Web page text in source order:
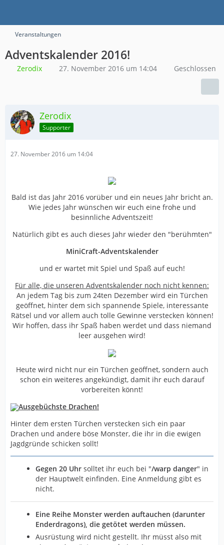
Veranstaltungen
Adventskalender 2016!
Zerodix 27. November 2016 um 14:04 Geschlossen
Zerodix
Supporter
27. November 2016 um 14:04
Bald ist das Jahr 2016 vorüber und ein neues Jahr bricht an.
Wie jedes Jahr wünschen wir euch eine frohe und
besinnliche Adventszeit!
Natürlich gibt es auch dieses Jahr wieder den "berühmten"
MiniCraft-Adventskalender
und er wartet mit Spiel und Spaß auf euch!
Für alle, die unseren Adventskalender noch nicht kennen:
An jedem Tag bis zum 24ten Dezember wird ein Türchen
geöffnet, hinter dem sich spannende Spiele, interessante
Rätsel und vor allem auch tolle Gewinne verstecken können!
Wir hoffen, dass ihr Spaß haben werdet und dass niemand
leer ausgehen wird!
Heute wird nicht nur ein Türchen geöffnet, sondern auch
schon ein weiteres angekündigt, damit ihr euch darauf
vorbereiten könnt!
Ausgebüchste Drachen!
Hinter dem ersten Türchen verstecken sich ein paar
Drachen und andere böse Monster, die ihr in die ewigen
Jagdgründe schicken sollt!
Gegen 20 Uhr solltet ihr euch bei "/warp danger" in
der Hauptwelt einfinden. Eine Anmeldung gibt es
nicht.
Eine Reihe Monster werden auftauchen (darunter
Enderdragons), die getötet werden müssen.
Ausrüstung wird nicht gestellt. Ihr müsst also mit